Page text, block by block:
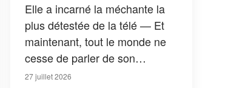
Elle a incarné la méchante la
plus détestée de la télé — Et
maintenant, tout le monde ne
cesse de parler de son
apparition dans la nouvelle
27 juillet 2026